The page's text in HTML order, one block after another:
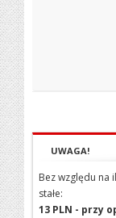
UWAGA!
Bez względu na
stałe:
13 PLN - przy